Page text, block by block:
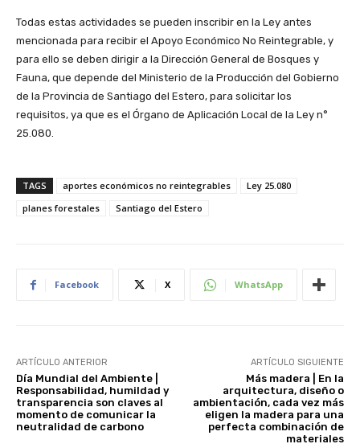
Todas estas actividades se pueden inscribir en la Ley antes
mencionada para recibir el Apoyo Económico No Reintegrable, y
para ello se deben dirigir a la Dirección General de Bosques y
Fauna, que depende del Ministerio de la Producción del Gobierno
de la Provincia de Santiago del Estero, para solicitar los
requisitos, ya que es el Órgano de Aplicación Local de la Ley n°
25.080.
TAGS aportes económicos no reintegrables
Ley 25.080
planes forestales
Santiago del Estero
Facebook X WhatsApp
ARTÍCULO ANTERIOR
Día Mundial del Ambiente |
Responsabilidad, humildad y
transparencia son claves al
momento de comunicar la
neutralidad de carbono
ARTÍCULO SIGUIENTE
Más madera | En la
arquitectura, diseño o
ambientación, cada vez más
eligen la madera para una
perfecta combinación de
materiales